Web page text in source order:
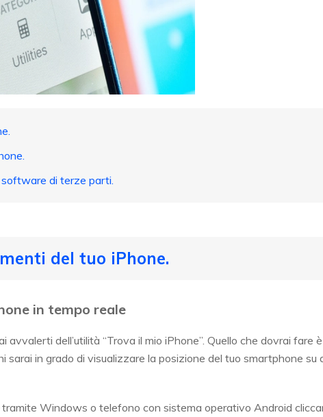
di terze parti.
del tuo iPhone.
in tempo reale
dell’utilità “Trova il mio iPhone”. Quello che dovrai fare è
in grado di visualizzare la posizione del tuo smartphone su
Windows o telefono con sistema operativo Android